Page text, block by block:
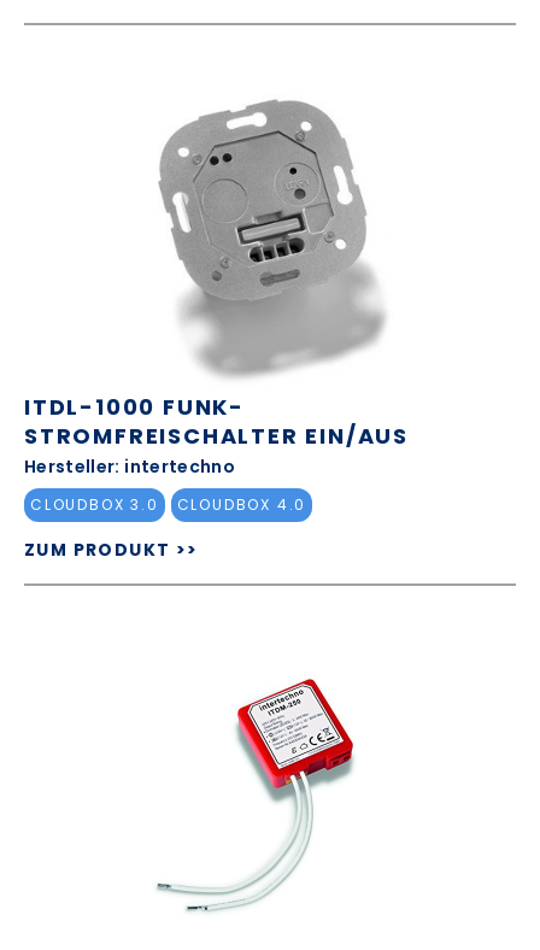
ITDL-1000 FUNK-
STROMFREISCHALTER EIN/AUS
Hersteller: intertechno
CLOUDBOX 3.0 CLOUDBOX 4.0
ZUM PRODUKT >>